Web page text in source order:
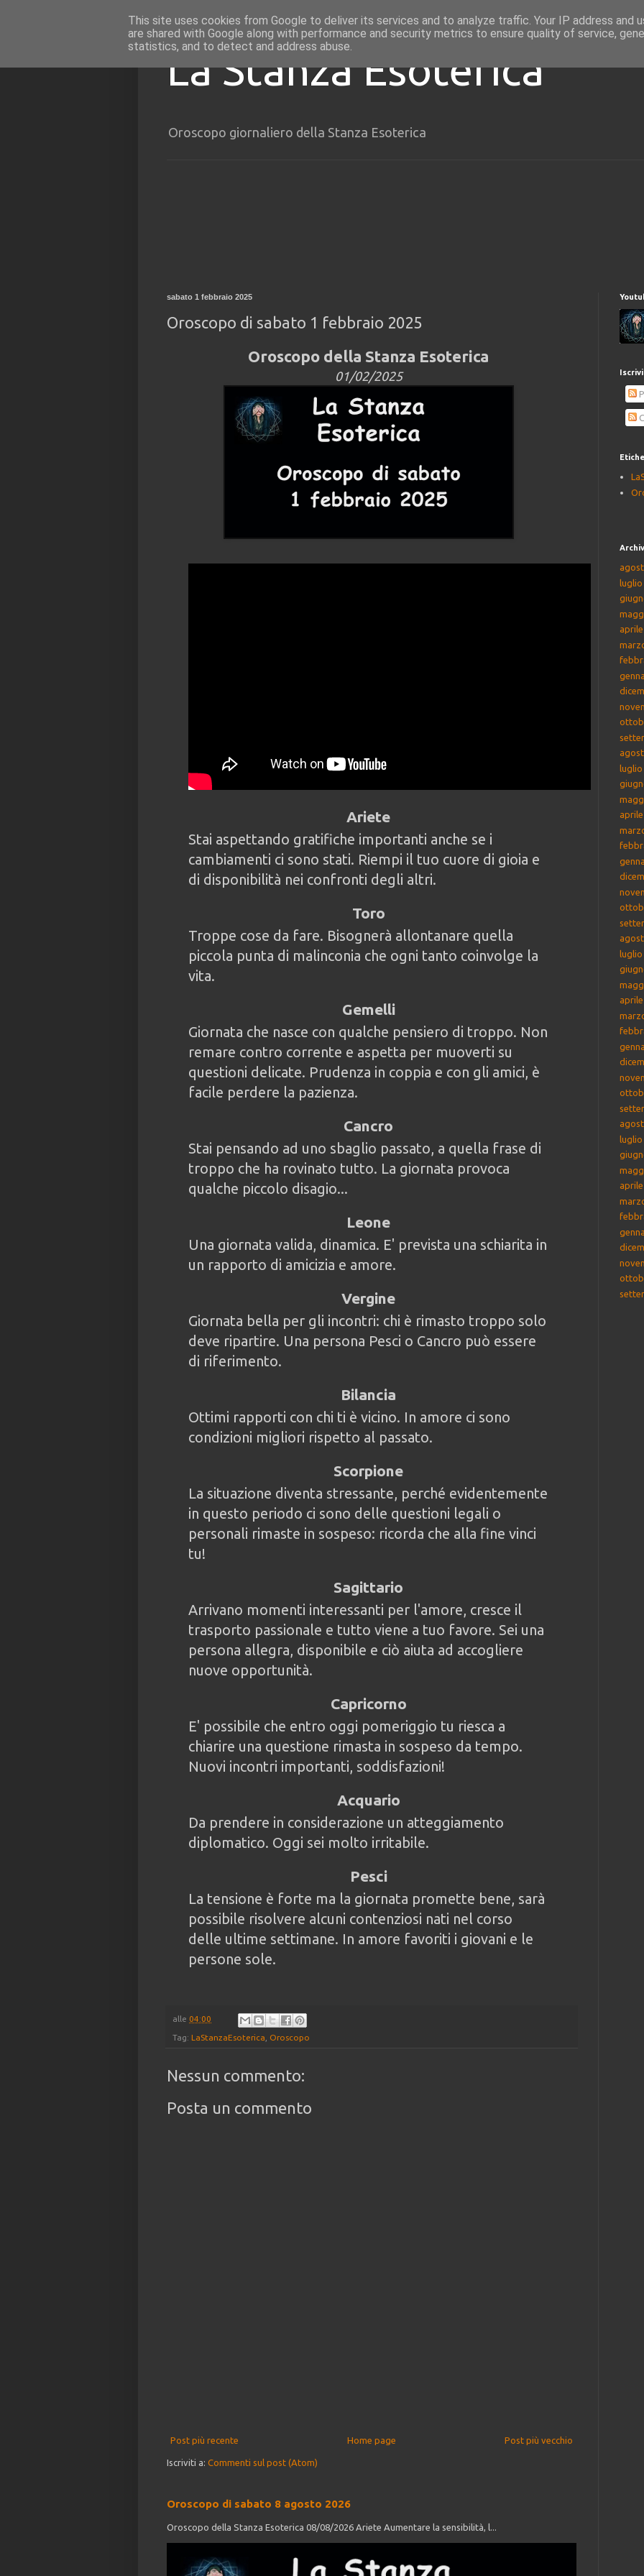
La Stanza Esoterica
Oroscopo giornaliero della Stanza Esoterica
sabato 1 febbraio 2025
Oroscopo di sabato 1 febbraio 2025
Oroscopo della Stanza Esoterica
01/02/2025
Ariete
Stai aspettando gratifiche importanti anche se i
cambiamenti ci sono stati. Riempi il tuo cuore di gioia e
di disponibilità nei confronti degli altri.
Toro
Troppe cose da fare. Bisognerà allontanare quella
piccola punta di malinconia che ogni tanto coinvolge la
vita.
Gemelli
Giornata che nasce con qualche pensiero di troppo. Non
remare contro corrente e aspetta per muoverti su
questioni delicate. Prudenza in coppia e con gli amici, è
facile perdere la pazienza.
Cancro
Stai pensando ad uno sbaglio passato, a quella frase di
troppo che ha rovinato tutto. La giornata provoca
qualche piccolo disagio...
Leone
Una giornata valida, dinamica. E' prevista una schiarita in
un rapporto di amicizia e amore.
Vergine
Giornata bella per gli incontri: chi è rimasto troppo solo
deve ripartire. Una persona Pesci o Cancro può essere
di riferimento.
Bilancia
Ottimi rapporti con chi ti è vicino. In amore ci sono
condizioni migliori rispetto al passato.
Scorpione
La situazione diventa stressante, perché evidentemente
in questo periodo ci sono delle questioni legali o
personali rimaste in sospeso: ricorda che alla fine vinci
tu!
Sagittario
Arrivano momenti interessanti per l'amore, cresce il
trasporto passionale e tutto viene a tuo favore. Sei una
persona allegra, disponibile e ciò aiuta ad accogliere
nuove opportunità.
Capricorno
E' possibile che entro oggi pomeriggio tu riesca a
chiarire una questione rimasta in sospeso da tempo.
Nuovi incontri importanti, soddisfazioni!
Acquario
Da prendere in considerazione un atteggiamento
diplomatico. Oggi sei molto irritabile.
Pesci
La tensione è forte ma la giornata promette bene, sarà
possibile risolvere alcuni contenziosi nati nel corso
delle ultime settimane. In amore favoriti i giovani e le
persone sole.
alle 04:00
Tag: LaStanzaEsoterica Oroscopo
Nessun commento:
Posta un commento
Post più recente Post più vecchio
Home page
Iscriviti a: Commenti sul post (Atom)
Oroscopo di sabato 8 agosto 2026
Oroscopo della Stanza Esoterica 08/08/2026 Ariete Aumentare la sensibilità, l...
luglio
luglio
luglio
luglio
This site uses cookies from Google to deliver its services and to analyze traffic. Your IP address and
are shared with Google along with performance and security metrics to ensure quality of service,
statistics, and to detect and address abuse.